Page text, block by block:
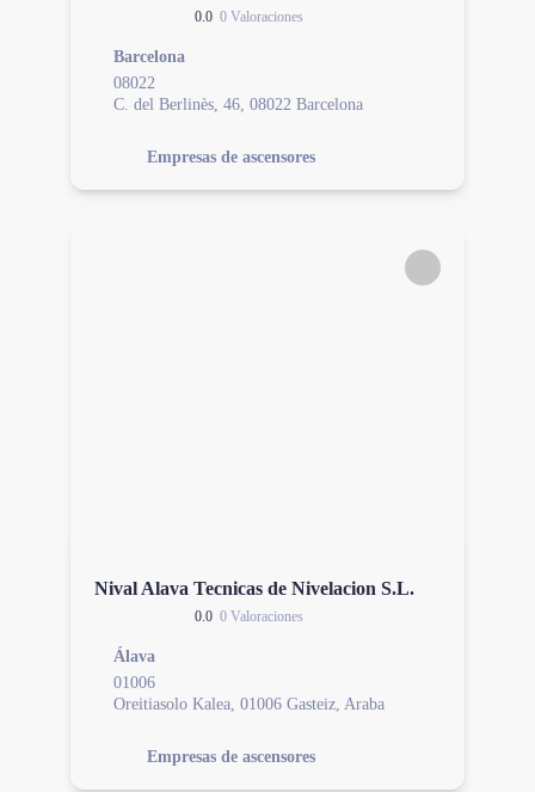
0.0 0 Valoraciones
Barcelona
08022
C. del Berlinès, 46, 08022 Barcelona
Empresas de ascensores
Nival Alava Tecnicas de Nivelacion S.L.
0.0 0 Valoraciones
Álava
01006
Oreitiasolo Kalea, 01006 Gasteiz, Araba
Empresas de ascensores